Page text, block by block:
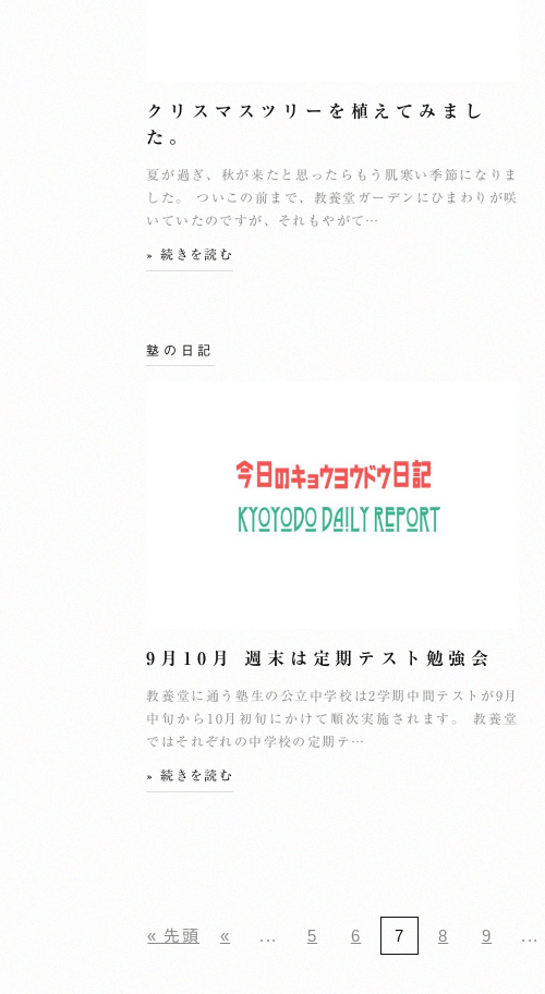
クリスマスツリーを植えてみまし
た。
夏が過ぎ、秋が来たと思ったらもう肌寒い季節になりま
した。 ついこの前まで、教養堂ガーデンにひまわりが咲
いていたのですが、それもやがて…
» 続きを読む
塾の日記
9月10月 週末は定期テスト勉強会
教養堂に通う塾生の公立中学校は2学期中間テストが9月
中旬から10月初旬にかけて順次実施されます。 教養堂
ではそれぞれの中学校の定期テ…
» 続きを読む
« 先頭 « ... 5 6 7 8 9 ...